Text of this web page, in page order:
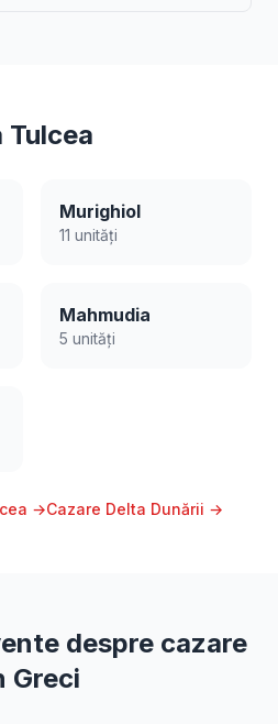
Tulcea
Murighiol
11 unități
Mahmudia
5 unități
→Cazare Delta Dunării →
despre cazare
Greci